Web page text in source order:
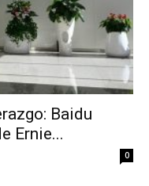
Baidu
Ernie...
0